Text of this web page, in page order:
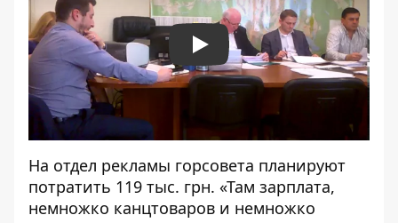
Play
На отдел рекламы горсовета планируют
потратить 119 тыс. грн. «Там зарплата,
немножко канцтоваров и немножко